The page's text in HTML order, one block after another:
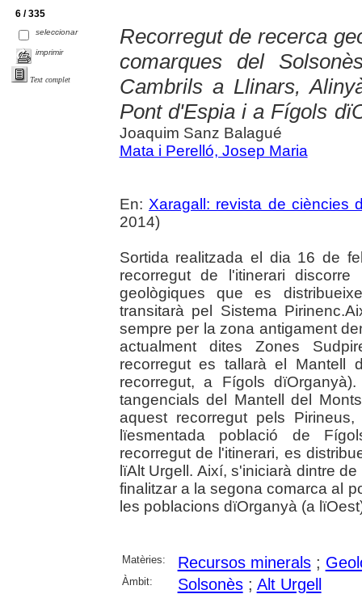
6 / 335
seleccionar
imprimir
Text complet
Recorregut de recerca
comarques del
Cambrils a Llinars,
Pont d'Espia i a Fígols
Joaquim Sanz Balagué
Mata i Perelló, Josep Maria
En: Xaragall: revista de ciències
2014)
Sortida realitzada el dia 16 de
recorregut de l'itinerari
geològiques que es
transitarà pel Sistema
sempre per la zona antigament
actualment dites Zones
recorregut es tallarà el Mantell
recorregut, a Fígols
tangencials del Mantell del
aquest recorregut pels
lïesmentada població de
recorregut de l'itinerari, es
lïAlt Urgell. Així, s'iniciarà dintre
finalitzar a la segona comarca al
les poblacions dïOrganyà (a
Matèries: Recursos minerals;
Àmbit: Solsonès; Alt Urgell